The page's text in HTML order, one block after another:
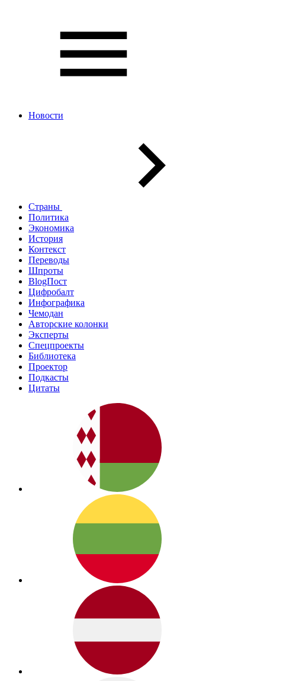
Новости
Страны
Политика
Экономика
История
Контекст
Переводы
Шпроты
BlogПост
Цифробалт
Инфографика
Чемодан
Авторские колонки
Эксперты
Спецпроекты
Библиотека
Проектор
Подкасты
Цитаты